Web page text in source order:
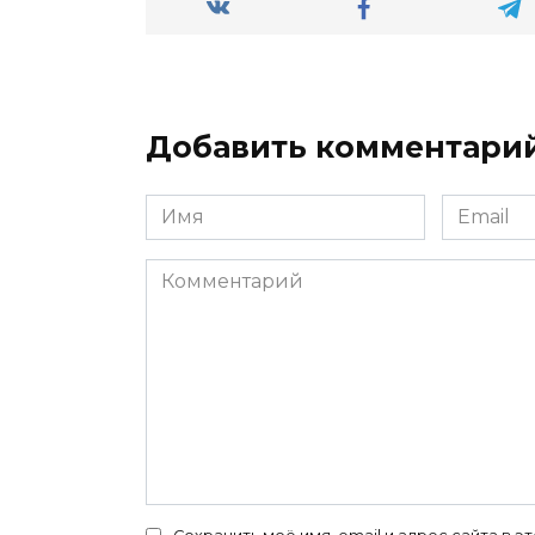
Добавить
Имя
*
Email
*
Комментарий